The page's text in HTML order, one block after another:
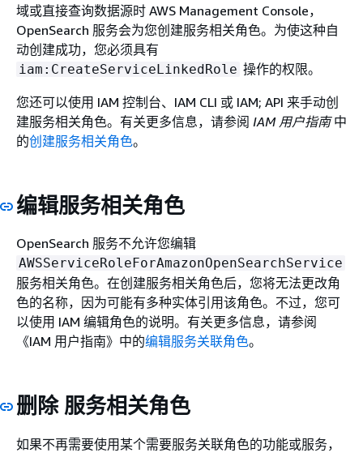
域或直接查询数据源时 AWS Management Console，
OpenSearch 服务会为您创建服务相关角色。为使这种自
动创建成功，您必须具有
iam:CreateServiceLinkedRole 操作的权限。
您还可以使用 IAM 控制台、IAM CLI 或 IAM; API 来手动创
建服务相关角色。有关更多信息，请参阅 IAM 用户指南中
的创建服务相关角色。
编辑服务相关角色
OpenSearch 服务不允许您编辑
AWSServiceRoleForAmazonOpenSearchService
服务相关角色。在创建服务相关角色后，您将无法更改角
色的名称，因为可能有多种实体引用该角色。不过，您可
以使用 IAM 编辑角色的说明。有关更多信息，请参阅
《IAM 用户指南》 中的编辑服务关联角色。
删除 服务相关角色
如果不再需要使用某个需要服务关联角色的功能或服务，